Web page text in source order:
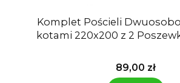
Komplet Pościeli Dwuosobowej
kotami 220x200 z 2
Cena
89,00 zł